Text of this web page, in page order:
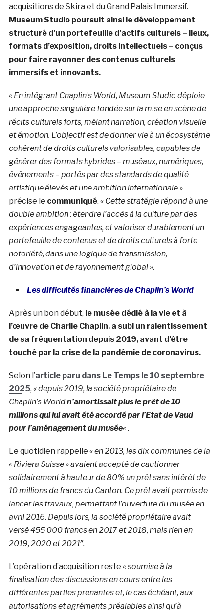
acquisitions de Skira et du Grand Palais Immersif.
Museum Studio poursuit ainsi le développement
structuré d’un portefeuille d’actifs culturels – lieux,
formats d’exposition, droits intellectuels – conçus
pour faire rayonner des contenus culturels
immersifs et innovants.
« En intégrant Chaplin’s World, Museum Studio déploie
une approche singulière fondée sur la mise en scène de
récits culturels forts, mêlant narration, création visuelle
et émotion. L’objectif est de donner vie à un écosystème
cohérent de droits culturels valorisables, capables de
générer des formats hybrides – muséaux, numériques,
événements – portés par des standards de qualité
artistique élevés et une ambition internationale »
précise le communiqué. « Cette stratégie répond à une
double ambition : étendre l’accès à la culture par des
expériences engageantes, et valoriser durablement un
portefeuille de contenus et de droits culturels à forte
notoriété, dans une logique de transmission,
d’innovation et de rayonnement global ».
Les difficultés financières de Chaplin’s World
Après un bon début, le musée dédié à la vie et à
l’œuvre de Charlie Chaplin, a subi un ralentissement
de sa fréquentation depuis 2019, avant d’être
touché par la crise de la pandémie de coronavirus.
Selon l’article paru dans Le Temps le 10 septembre
2025, « depuis 2019, la société propriétaire de
Chaplin’s Worldn’amortissait plus le prêt de 10
millions qui lui avait été accordé par l’Etat de Vaud
pour l’aménagement du musée« .
Le quotidien rappelle « en 2013, les dix communes de la
« Riviera Suisse » avaient accepté de cautionner
solidairement à hauteur de 80% un prêt sans intérêt de
10 millions de francs du Canton. Ce prêt avait permis de
lancer les travaux, permettant l’ouverture du musée en
avril 2016. Depuis lors, la société propriétaire avait
versé 455 000 francs en 2017 et 2018, mais rien en
2019, 2020 et 2021″.
L’opération d’acquisition reste « soumise à la
finalisation des discussions en cours entre les
différentes parties prenantes et, le cas échéant, aux
autorisations et agréments préalables ainsi qu’à